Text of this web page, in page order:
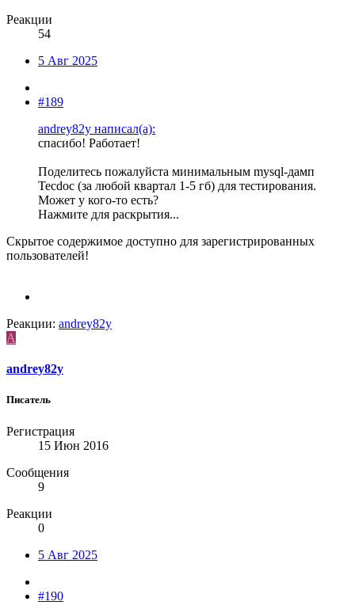
Реакции
54
5 Авг 2025
#189
andrey82y написал(а):
спасибо! Работает!
Поделитесь пожалуйста минимальным mysql-дамп
Tecdoc (за любой квартал 1-5 гб) для тестирования.
Может у кого-то есть?
Нажмите для раскрытия...
Скрытое содержимое доступно для зарегистрированных
пользователей!
Реакции: andrey82y
A
andrey82y
Писатель
Регистрация
15 Июн 2016
Сообщения
9
Реакции
0
5 Авг 2025
#190